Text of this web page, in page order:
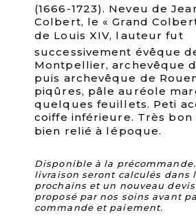
(1666-1723). Neveu de
Colbert, le « Grand
de Louis XIV, lauteur fut
successivement évêque
Montpellier, archevêque
puis archevêque de
piqûres, pâle auréole
quelques feuillets. Peti
coiffe inférieure. Très bon
bien relié à lépoque.
Disponible à la
livraison seront calculés dans
prochains et un nouveau devis
proposé par nos soins avant
commande et paiement.